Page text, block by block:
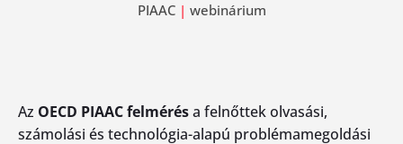
PIAAC| webinárium
Az OECD PIAAC felmérésa felnőttek olvasási,
számolási és technológia-alapú problémamegoldási